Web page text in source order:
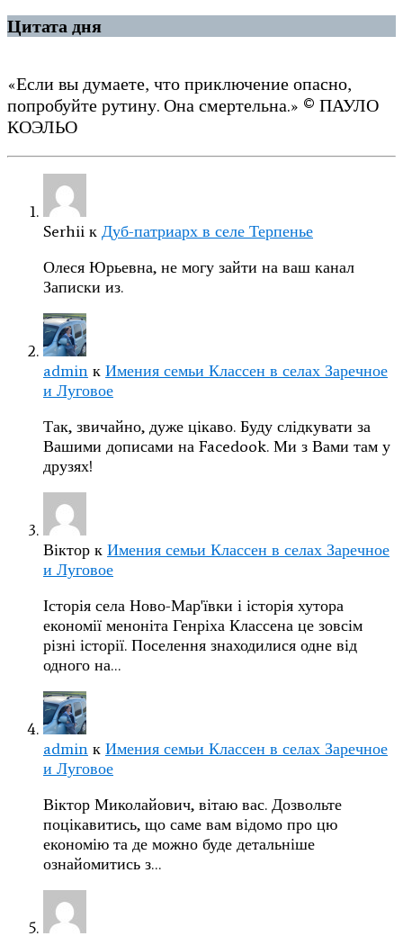
Цитата дня
«Если вы думаете, что приключение опасно,
попробуйте рутину. Она смертельна.» © ПАУЛО
КОЭЛЬО
Serhii к Дуб-патриарх в селе Терпенье
Олеся Юрьевна, не могу зайти на ваш канал
Записки из.
admin к Имения семьи Классен в селах Заречное
и Луговое
Так, звичайно, дуже цікаво. Буду слідкувати за
Вашими дописами на Facedook. Ми з Вами там у
друзях!
Віктор к Имения семьи Классен в селах Заречное
и Луговое
Історія села Ново-Мар'ївки і історія хутора
економії меноніта Генріха Классена це зовсім
різні історії. Поселення знаходилися одне від
одного на…
admin к Имения семьи Классен в селах Заречное
и Луговое
Віктор Миколайович, вітаю вас. Дозвольте
поцікавитись, що саме вам відомо про цю
економію та де можно буде детальніше
ознайомитись з…